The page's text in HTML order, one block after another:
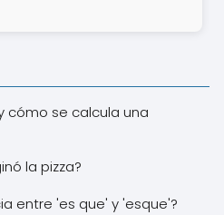
cómo se calcula una
la pizza?
entre 'es que' y 'esque'?